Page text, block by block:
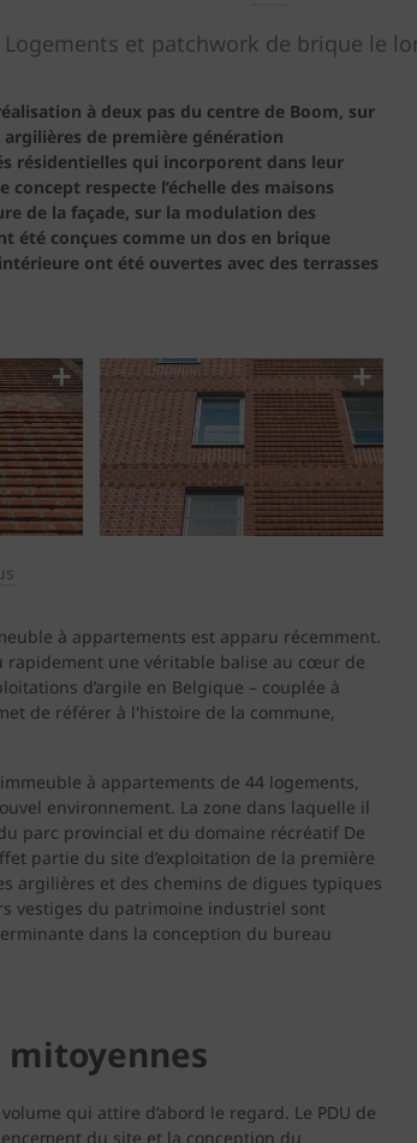
Logements et patchwork de brique le
à deux pas du centre de Boom, sur
argilières de première génération
résidentielles qui incorporent dans leur
respecte l’échelle des maisons
de la façade, sur la modulation des
été conçues comme un dos en brique
ont été ouvertes avec des terrasses
à appartements est apparu récemment.
rapidement une véritable balise au cœur de
d’argile en Belgique – couplée à
de référer à l'histoire de la commune,
à appartements de 44 logements,
environnement. La zone dans laquelle il
parc provincial et du domaine récréatif De
partie du site d’exploitation de la première
argilières et des chemins de digues typiques
vestiges du patrimoine industriel sont
dans la conception du bureau
mitoyennes
qui attire d’abord le regard. Le PDU de
du site et la conception du